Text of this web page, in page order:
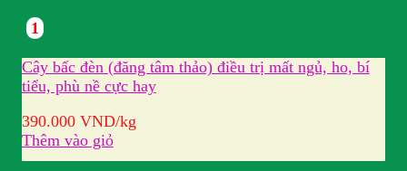
1
Cây bấc đèn (đăng tâm thảo) điều trị mất ngủ, ho, bí
tiểu, phù nề cực hay
390.000 VND/kg
Thêm vào giỏ